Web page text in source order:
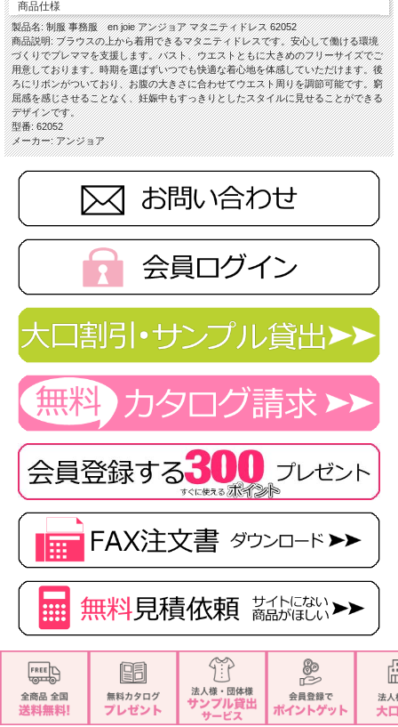
商品仕様
製品名: 制服 事務服 en joie アンジョア マタニティドレス 62052
商品説明: ブラウスの上から着用できるマタニティドレスです。安心して働ける環境
づくりでプレママを支援します。バスト、ウエストともに大きめのフリーサイズでご
用意しております。時期を選ばずいつでも快適な着心地を体感していただけます。後
ろにリボンがついており、お腹の大きさに合わせてウエスト周りを調節可能です。窮
屈感を感じさせることなく、妊娠中もすっきりとしたスタイルに見せることができる
デザインです。
型番: 62052
メーカー: アンジョア